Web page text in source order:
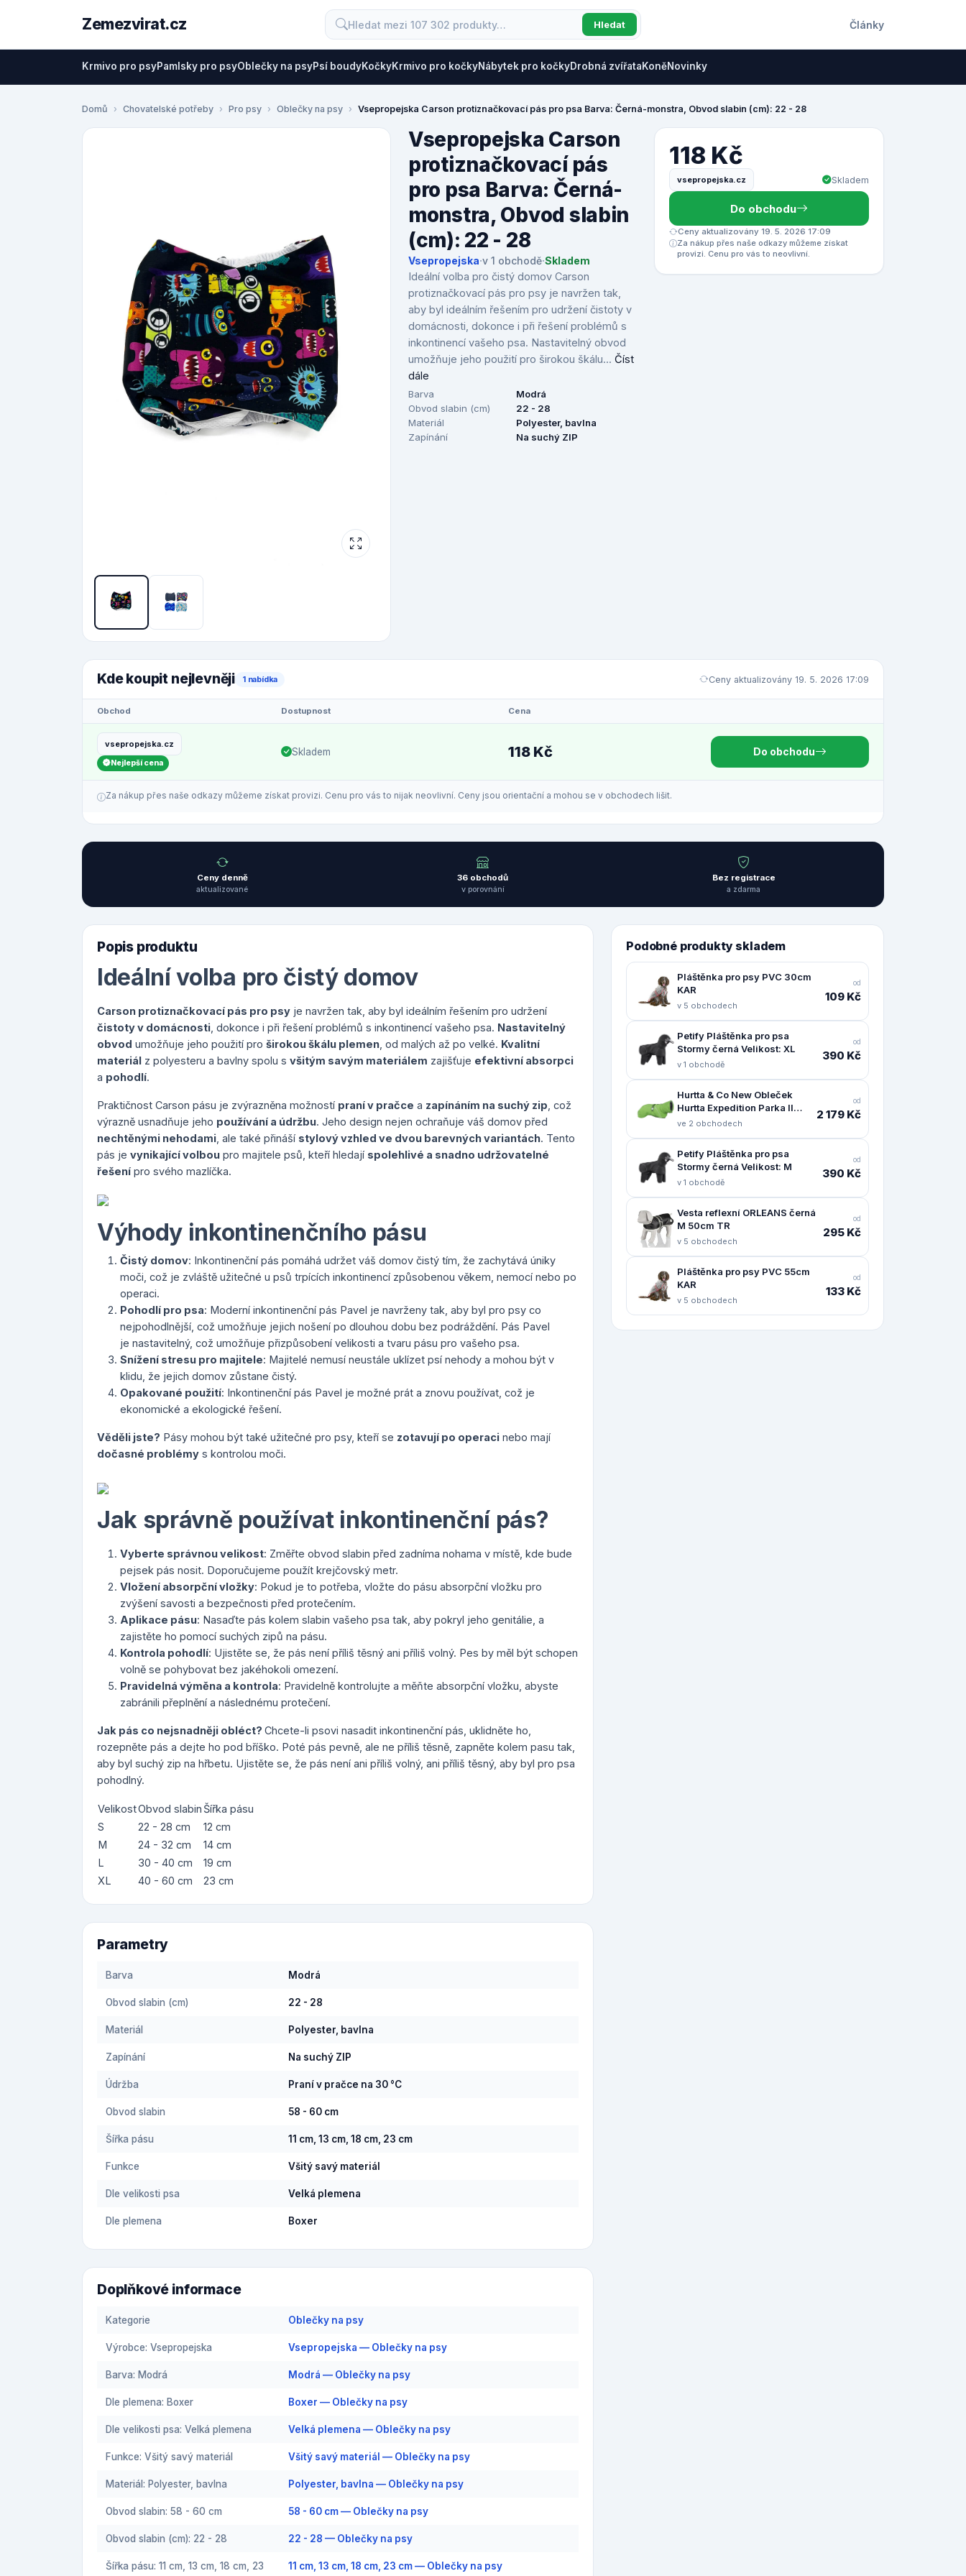
Zemezvirat.cz Hledat Články
Krmivo pro psyPamlsky pro psyOblečky na psyPsí boudyKočkyKrmivo pro kočkyNábytek pro kočkyDrobná zvířataKoněNovinky
Domů Chovatelské potřeby Pro psy Oblečky na psy Vsepropejska Carson protiznačkovací pás pro psa Barva: Černá-monstra, Obvod slabin (cm): 22 - 28
Vsepropejska Carson
protiznačkovací pás
pro psa Barva: Černá-
monstra, Obvod slabin
(cm): 22 - 28
Vsepropejska·v 1 obchodě·Skladem
Ideální volba pro čistý domov Carson
protiznačkovací pás pro psy je navržen tak,
aby byl ideálním řešením pro udržení čistoty v
domácnosti, dokonce i při řešení problémů s
inkontinencí vašeho psa. Nastavitelný obvod
umožňuje jeho použití pro širokou škálu... Číst
dále
Barva
Modrá
Obvod slabin (cm)
22 - 28
Materiál
Polyester, bavlna
Zapínání
Na suchý ZIP
118 Kč
vsepropejska.cz Skladem
Do obchodu
Ceny aktualizovány 19. 5. 2026 17:09
Za nákup přes naše odkazy můžeme získat
provizi. Cenu pro vás to neovlivní.
Kde koupit nejlevněji 1 nabídka Ceny aktualizovány 19. 5. 2026 17:09
Obchod Dostupnost Cena
vsepropejska.cz
Nejlepší cena
Skladem 118 Kč Do obchodu
Za nákup přes naše odkazy můžeme získat provizi. Cenu pro vás to nijak neovlivní. Ceny jsou orientační a mohou se v obchodech lišit.
Ceny denně
aktualizované
36 obchodů
v porovnání
Bez registrace
a zdarma
Popis produktu
Ideální volba pro čistý domov
Carson protiznačkovací pás pro psy je navržen tak, aby byl ideálním řešením pro udržení
čistoty v domácnosti , dokonce i při řešení problémů s inkontinencí vašeho psa. Nastavitelný
obvod umožňuje jeho použití pro širokou škálu plemen , od malých až po velké. Kvalitní
materiál z polyesteru a bavlny spolu s všitým savým materiálem zajišťuje efektivní absorpci
a pohodlí.
Praktičnost Carson pásu je zvýrazněna možností praní v pračce a zapínáním na suchý zip , což
výrazně usnadňuje jeho používání a údržbu. Jeho design nejen ochraňuje váš domov před
nechtěnými nehodami , ale také přináší stylový vzhled ve dvou barevných variantách. Tento
pás je vynikající volbou pro majitele psů, kteří hledají spolehlivé a snadno udržovatelné
řešení pro svého mazlíčka.
Výhody inkontinenčního pásu
Čistý domov: Inkontinenční pás pomáhá udržet váš domov čistý tím, že zachytává úniky
moči, což je zvláště užitečné u psů trpících inkontinencí způsobenou věkem, nemocí nebo po
operaci.
Pohodlí pro psa: Moderní inkontinenční pás Pavel je navrženy tak, aby byl pro psy co
nejpohodlnější, což umožňuje jejich nošení po dlouhou dobu bez podráždění. Pás Pavel
je nastavitelný, což umožňuje přizpůsobení velikosti a tvaru pásu pro vašeho psa.
Snížení stresu pro majitele: Majitelé nemusí neustále uklízet psí nehody a mohou být v
klidu, že jejich domov zůstane čistý.
Opakované použití: Inkontinenční pás Pavel je možné prát a znovu používat, což je
ekonomické a ekologické řešení.
Věděli jste? Pásy mohou být také užitečné pro psy, kteří se zotavují po operaci nebo mají
dočasné problémy s kontrolou moči.
Jak správně používat inkontinenční pás?
Vyberte správnou velikost: Změřte obvod slabin před zadníma nohama v místě, kde bude
pejsek pás nosit. Doporučujeme použít krejčovský metr.
Vložení absorpční vložky: Pokud je to potřeba, vložte do pásu absorpční vložku pro
zvýšení savosti a bezpečnosti před protečením.
Aplikace pásu: Nasaďte pás kolem slabin vašeho psa tak, aby pokryl jeho genitálie, a
zajistěte ho pomocí suchých zipů na pásu.
Kontrola pohodlí: Ujistěte se, že pás není příliš těsný ani příliš volný. Pes by měl být schopen
volně se pohybovat bez jakéhokoli omezení.
Pravidelná výměna a kontrola: Pravidelně kontrolujte a měňte absorpční vložku, abyste
zabránili přeplnění a následnému protečení.
Jak pás co nejsnadněji obléct? Chcete-li psovi nasadit inkontinenční pás, uklidněte ho,
rozepněte pás a dejte ho pod bříško. Poté pás pevně, ale ne příliš těsně, zapněte kolem pasu tak,
aby byl suchý zip na hřbetu. Ujistěte se, že pás není ani příliš volný, ani příliš těsný, aby byl pro psa
pohodlný.
VelikostObvod slabin Šířka pásu
S
22 - 28 cm
12 cm
M
24 - 32 cm
14 cm
L
30 - 40 cm
19 cm
XL
40 - 60 cm 23 cm
Parametry
Barva Modrá
Obvod slabin (cm) 22 - 28
Materiál Polyester, bavlna
Zapínání Na suchý ZIP
Údržba Praní v pračce na 30 °C
Obvod slabin 58 - 60 cm
Šířka pásu 11 cm, 13 cm, 18 cm, 23 cm
Funkce Všitý savý materiál
Dle velikosti psa Velká plemena
Dle plemena Boxer
Doplňkové informace
Kategorie Oblečky na psy
Výrobce: Vsepropejska Vsepropejska — Oblečky na psy
Barva: Modrá Modrá — Oblečky na psy
Dle plemena: Boxer Boxer — Oblečky na psy
Dle velikosti psa: Velká plemena Velká plemena — Oblečky na psy
Funkce: Všitý savý materiál Všitý savý materiál — Oblečky na psy
Materiál: Polyester, bavlna Polyester, bavlna — Oblečky na psy
Obvod slabin: 58 - 60 cm 58 - 60 cm — Oblečky na psy
Obvod slabin (cm): 22 - 28 22 - 28 — Oblečky na psy
Šířka pásu: 11 cm, 13 cm, 18 cm, 23
11 cm, 13 cm, 18 cm, 23 cm — Oblečky na psy
Podobné produkty skladem
Pláštěnka pro psy PVC 30cm
KAR
v 5 obchodech
od
109 Kč
Petify Pláštěnka pro psa
Stormy černá Velikost: XL
v 1 obchodě
od
390 Kč
Hurtta & Co New Obleček
Hurtta Expedition Parka II
petrželový 55
ve 2 obchodech
od
2 179 Kč
Petify Pláštěnka pro psa
Stormy černá Velikost: M
v 1 obchodě
od
390 Kč
Vesta reflexní ORLEANS černá
M 50cm TR
v 5 obchodech
od
295 Kč
Pláštěnka pro psy PVC 55cm
KAR
v 5 obchodech
od
133 Kč